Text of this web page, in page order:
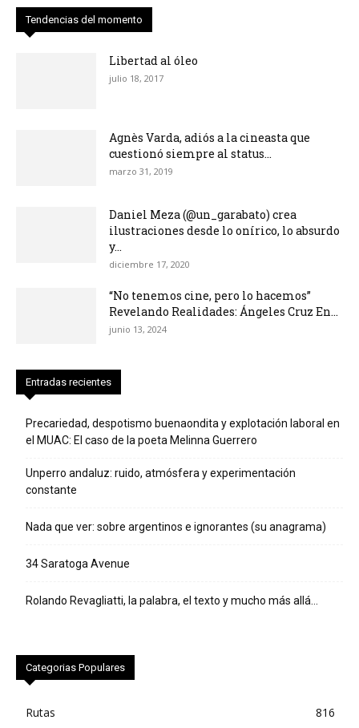
Tendencias del momento
Libertad al óleo
julio 18, 2017
Agnès Varda, adiós a la cineasta que
cuestionó siempre al status...
marzo 31, 2019
Daniel Meza (@un_garabato) crea
ilustraciones desde lo onírico, lo absurdo
y...
diciembre 17, 2020
“No tenemos cine, pero lo hacemos”
Revelando Realidades: Ángeles Cruz En...
junio 13, 2024
Entradas recientes
Precariedad, despotismo buenaondita y explotación laboral en
el MUAC: El caso de la poeta Melinna Guerrero
Unperro andaluz: ruido, atmósfera y experimentación
constante
Nada que ver: sobre argentinos e ignorantes (su anagrama)
34 Saratoga Avenue
Rolando Revagliatti, la palabra, el texto y mucho más allá…
Categorias Populares
Rutas
816